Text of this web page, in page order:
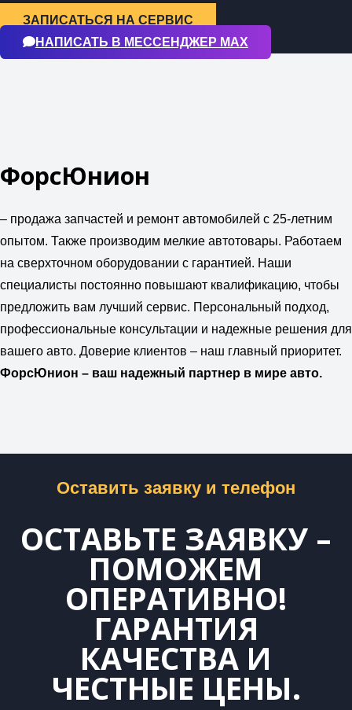
ЗАПИСАТЬСЯ НА СЕРВИС
НАПИСАТЬ В МЕССЕНДЖЕР МАХ
ФорсЮнион
– продажа запчастей и ремонт автомобилей с 25-летним
опытом. Также производим мелкие автотовары. Работаем
на сверхточном оборудовании с гарантией. Наши
специалисты постоянно повышают квалификацию, чтобы
предложить вам лучший сервис. Персональный подход,
профессиональные консультации и надежные решения для
вашего авто. Доверие клиентов – наш главный приоритет.
ФорсЮнион – ваш надежный партнер в мире авто.
Оставить заявку и телефон
ОСТАВЬТЕ ЗАЯВКУ –
ПОМОЖЕМ
ОПЕРАТИВНО!
ГАРАНТИЯ
КАЧЕСТВА И
ЧЕСТНЫЕ ЦЕНЫ.